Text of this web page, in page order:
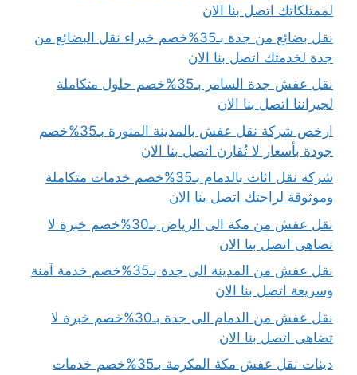
لممتلكاتك اتصل بنا الان
نقل بضائع من جدة بـ35%خصم خبراء نقل البضائع من
جدة لخدمتك اتصل بنا الان
نقل عفش جدة السامر بـ35%خصم حلول متكاملة
لجيراننا اتصل بنا الان
ارخص شركة نقل عفش بالمدينة المنورة بـ35%خصم
جودة بأسعار لا تُقارن اتصل بنا الان
شركة نقل اثاث بالدمام بـ35%خصم خدمات متكاملة
وموثوقة لراحتك اتصل بنا الان
نقل عفش من مكة الى الرياض بـ30%خصم خبرة لا
تضاهى اتصل بنا الان
نقل عفش من المدينة الى جدة بـ35%خصم خدمة آمنة
وسريعة اتصل بنا الان
نقل عفش من الدمام الى جدة بـ30%خصم خبرة لا
تضاهى اتصل بنا الان
دينات نقل عفش مكة المكرمة بـ35%خصم خدمات